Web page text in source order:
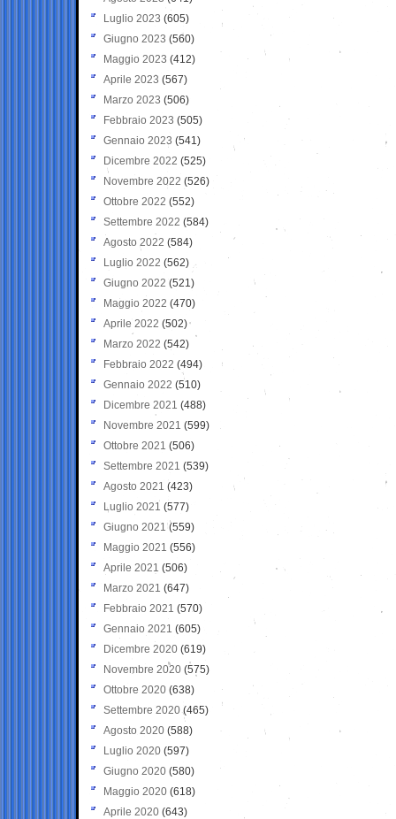
Luglio 2023 (605)
Giugno 2023 (560)
Maggio 2023 (412)
Aprile 2023 (567)
Marzo 2023 (506)
Febbraio 2023 (505)
Gennaio 2023 (541)
Dicembre 2022 (525)
Novembre 2022 (526)
Ottobre 2022 (552)
Settembre 2022 (584)
Agosto 2022 (584)
Luglio 2022 (562)
Giugno 2022 (521)
Maggio 2022 (470)
Aprile 2022 (502)
Marzo 2022 (542)
Febbraio 2022 (494)
Gennaio 2022 (510)
Dicembre 2021 (488)
Novembre 2021 (599)
Ottobre 2021 (506)
Settembre 2021 (539)
Agosto 2021 (423)
Luglio 2021 (577)
Giugno 2021(559)
Maggio 2021 (556)
Aprile 2021 (506)
Marzo 2021 (647)
Febbraio 2021 (570)
Gennaio 2021 (605)
Dicembre 2020 (619)
Novembre 2020 (575)
Ottobre 2020 (638)
Settembre 2020(465)
Agosto 2020 (588)
Luglio 2020 (597)
Giugno 2020 (580)
Maggio 2020 (618)
Aprile 2020 (643)